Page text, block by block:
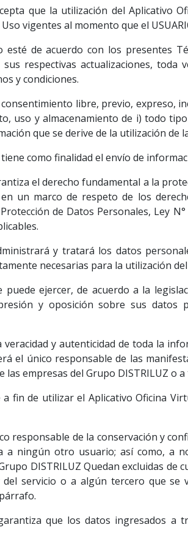
que la utilización del Aplicativo
vigentes al momento que el
esté de acuerdo con los presentes
respectivas actualizaciones,
y condiciones.
consentimiento libre, previo, expreso,
uso y almacenamiento de i) todo
que se derive de la utilización de
como finalidad el envío de
el derecho fundamental a la
un marco de respeto de los
de Datos Personales, Ley
y tratará los datos
necesarias para la utilización
puede ejercer, de acuerdo a la
y oposición sobre sus
veracidad y autenticidad de toda la
el único responsable de las
las empresas del Grupo DISTRILUZ o
a fin de utilizar el Aplicativo Oficina
responsable de la conservación y
a ningún otro usuario; así como, a
DISTRILUZ Quedan excluidas
servicio o a algún tercero que se
que los datos ingresados a